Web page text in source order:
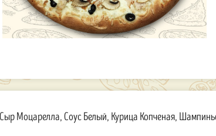
Сыр Моцарелла, Соус Белый, Курица Копченая,